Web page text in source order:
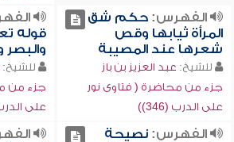
الفهرس:حكم شق
المرأة ثيابها وقص
شعرها عند المصيبة
للشيخ: عبد العزيز بن باز
جزء من محاضرة ( فتاوى نور
على الدرب (346))
قوله
والبصر
للشيخ:
جزء من
على الدرب
الفهرس:نصيحة